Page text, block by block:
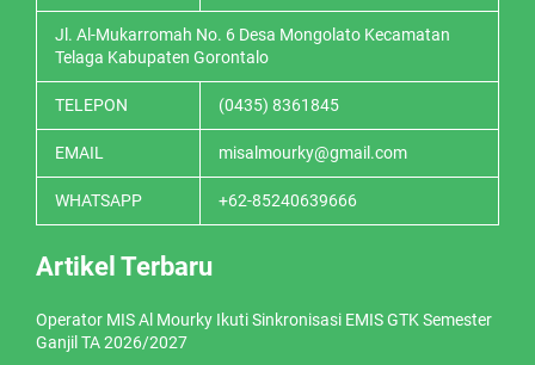
Jl. Al-Mukarromah No. 6 Desa Mongolato Kecamatan
Telaga Kabupaten Gorontalo
TELEPON (0435) 8361845
EMAIL misalmourky@gmail.com
WHATSAPP +62-85240639666
Artikel Terbaru
Operator MIS Al Mourky Ikuti Sinkronisasi EMIS GTK Semester
Ganjil TA 2026/2027